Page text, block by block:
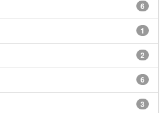
6
1
2
6
3